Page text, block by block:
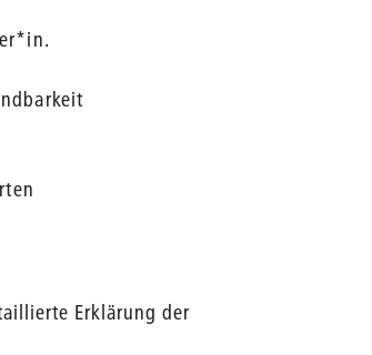
Erklärung der